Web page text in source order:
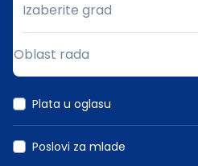
Grad
Izaberite grad
Oblast rada
Plata u oglasu
Poslovi za mlade